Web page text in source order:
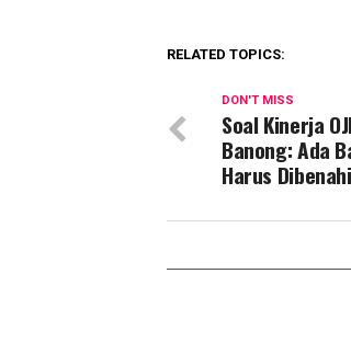
RELATED TOPICS:
DON'T MISS
Soal Kinerja
Banong: Ada
Harus Dibenahi